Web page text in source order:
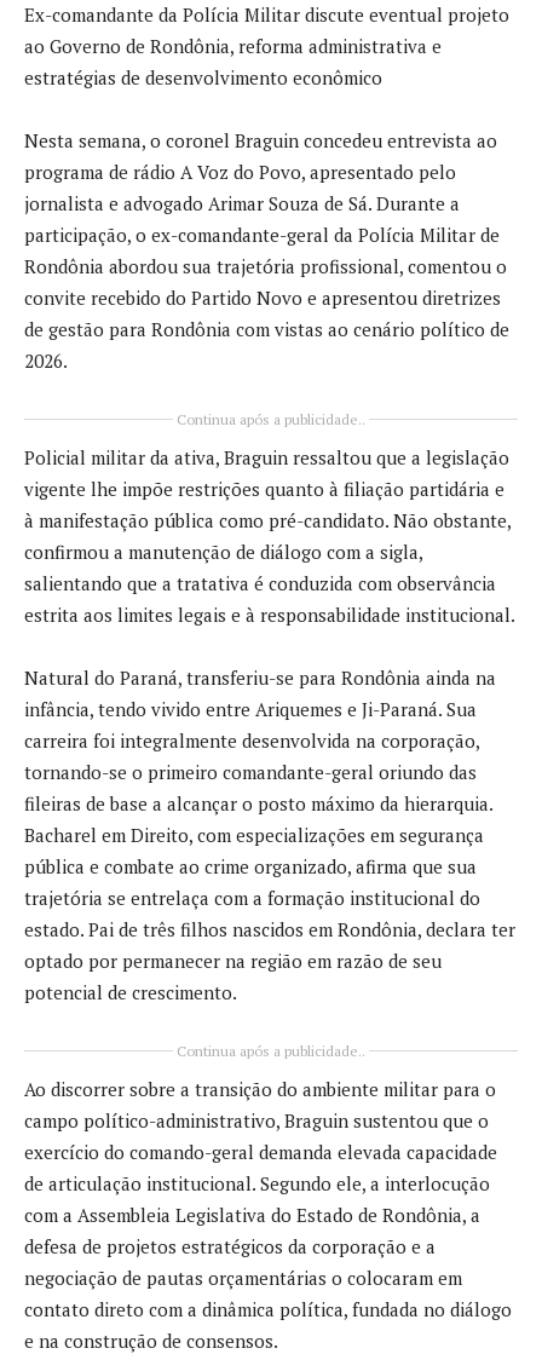
Ex-comandante da Polícia Militar discute eventual projeto
ao Governo de Rondônia, reforma administrativa e
estratégias de desenvolvimento econômico
Nesta semana, o coronel Braguin concedeu entrevista ao
programa de rádio A Voz do Povo, apresentado pelo
jornalista e advogado Arimar Souza de Sá. Durante a
participação, o ex-comandante-geral da Polícia Militar de
Rondônia abordou sua trajetória profissional, comentou o
convite recebido do Partido Novo e apresentou diretrizes
de gestão para Rondônia com vistas ao cenário político de
2026.
Continua após a publicidade..
Policial militar da ativa, Braguin ressaltou que a legislação
vigente lhe impõe restrições quanto à filiação partidária e
à manifestação pública como pré-candidato. Não obstante,
confirmou a manutenção de diálogo com a sigla,
salientando que a tratativa é conduzida com observância
estrita aos limites legais e à responsabilidade institucional.
Natural do Paraná, transferiu-se para Rondônia ainda na
infância, tendo vivido entre Ariquemes e Ji-Paraná. Sua
carreira foi integralmente desenvolvida na corporação,
tornando-se o primeiro comandante-geral oriundo das
fileiras de base a alcançar o posto máximo da hierarquia.
Bacharel em Direito, com especializações em segurança
pública e combate ao crime organizado, afirma que sua
trajetória se entrelaça com a formação institucional do
estado. Pai de três filhos nascidos em Rondônia, declara ter
optado por permanecer na região em razão de seu
potencial de crescimento.
Continua após a publicidade..
Ao discorrer sobre a transição do ambiente militar para o
campo político-administrativo, Braguin sustentou que o
exercício do comando-geral demanda elevada capacidade
de articulação institucional. Segundo ele, a interlocução
com a Assembleia Legislativa do Estado de Rondônia, a
defesa de projetos estratégicos da corporação e a
negociação de pautas orçamentárias o colocaram em
contato direto com a dinâmica política, fundada no diálogo
e na construção de consensos.